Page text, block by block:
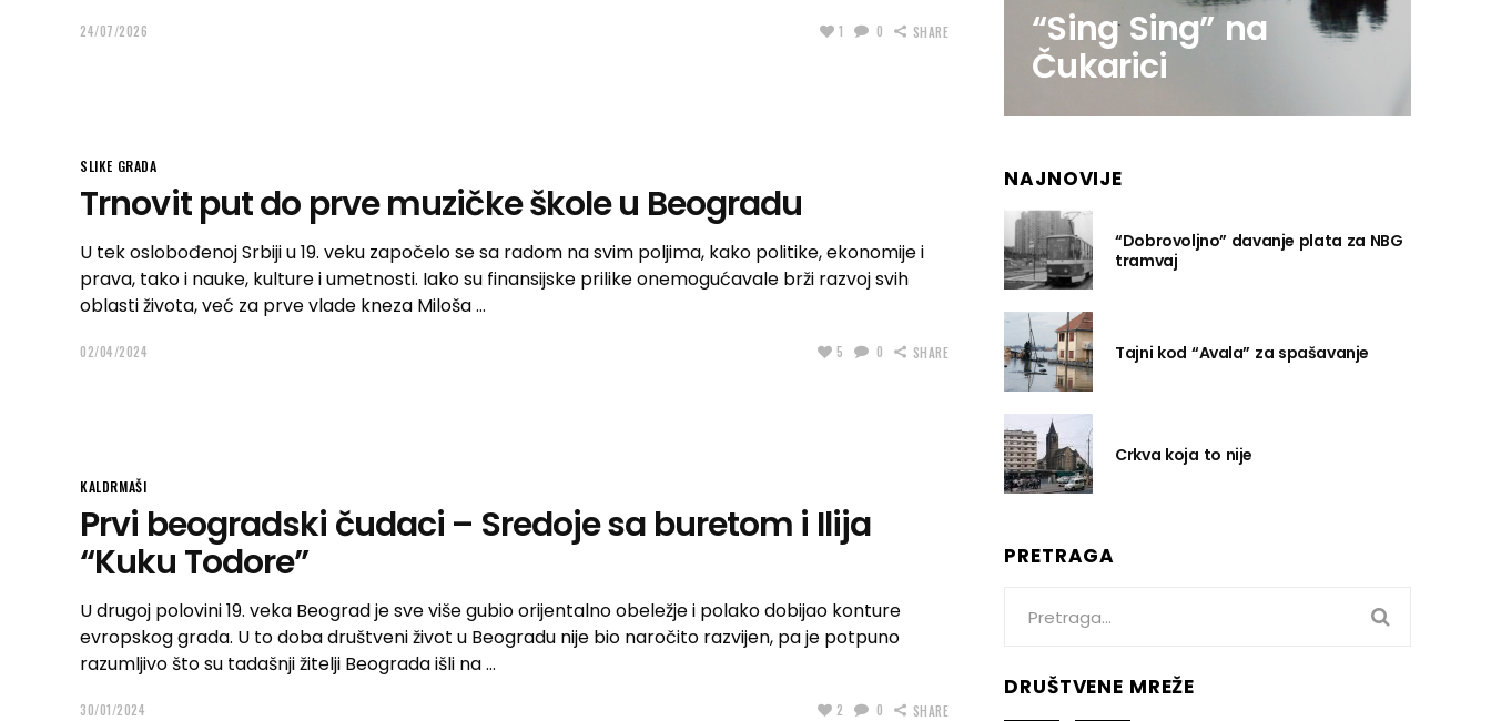
24/07/2026 1 0 SHARE
SLIKE GRADA
Trnovit put do prve muzičke škole u Beogradu
U tek oslobođenoj Srbiji u 19. veku započelo se sa radom na svim poljima, kako politike, ekonomije i
prava, tako i nauke, kulture i umetnosti. Iako su finansijske prilike onemogućavale brži razvoj svih
oblasti života, već za prve vlade kneza Miloša
02/04/2024 5 0 SHARE
KALDRMAŠI
Prvi beogradski čudaci – Sredoje sa buretom i Ilija
“Kuku Todore”
U drugoj polovini 19. veka Beograd je sve više gubio orijentalno obeležje i polako dobijao konture
evropskog grada. U to doba društveni život u Beogradu nije bio naročito razvijen, pa je potpuno
razumljivo što su tadašnji žitelji Beograda išli na
30/01/2024 2 0 SHARE
“Sing Sing” na
Čukarici
NAJNOVIJE
“Dobrovoljno” davanje plata za NBG
tramvaj
Tajni kod “Avala” za spašavanje
Crkva koja to nije
PRETRAGA
for:
DRUŠTVENE MREŽE